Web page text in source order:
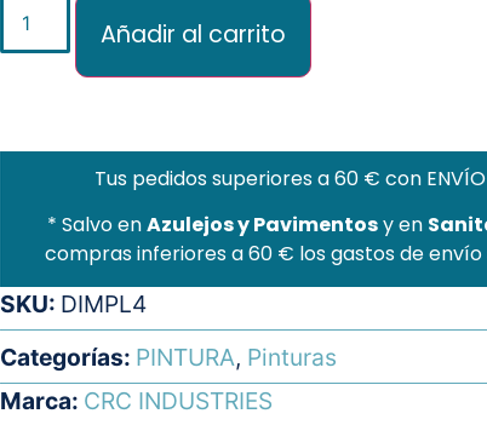
Añadir al carrito
Tus pedidos superiores a 60 € con ENVÍO
* Salvo enAzulejos y Pavimentosy en
compras inferiores a 60 € los gastos de envío
SKU: DIMPL4
Categorías: PINTURA, Pinturas
Marca: CRC INDUSTRIES